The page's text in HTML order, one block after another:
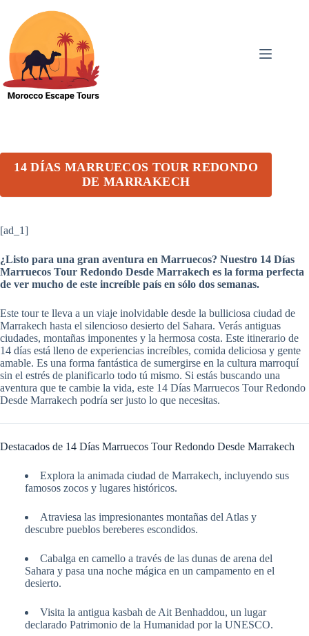
content
14 DÍAS MARRUECOS TOUR REDONDO
DE MARRAKECH
[ad_1]
¿Listo para una gran aventura en Marruecos? Nuestro 14 Días
Marruecos Tour Redondo Desde Marrakech es la forma perfecta
de ver mucho de este increíble país en sólo dos semanas.
Este tour te lleva a un viaje inolvidable desde la bulliciosa ciudad de
Marrakech hasta el silencioso desierto del Sahara. Verás antiguas
ciudades, montañas imponentes y la hermosa costa. Este itinerario de
14 días está lleno de experiencias increíbles, comida deliciosa y gente
amable. Es una forma fantástica de sumergirse en la cultura marroquí
sin el estrés de planificarlo todo tú mismo. Si estás buscando una
aventura que te cambie la vida, este 14 Días Marruecos Tour Redondo
Desde Marrakech podría ser justo lo que necesitas.
Destacados de 14 Días Marruecos Tour Redondo Desde Marrakech
Explora la animada ciudad de Marrakech, incluyendo sus
famosos zocos y lugares históricos.
Atraviesa las impresionantes montañas del Atlas y
descubre pueblos bereberes escondidos.
Cabalga en camello a través de las dunas de arena del
Sahara y pasa una noche mágica en un campamento en el
desierto.
Visita la antigua kasbah de Ait Benhaddou, un lugar
declarado Patrimonio de la Humanidad por la UNESCO.